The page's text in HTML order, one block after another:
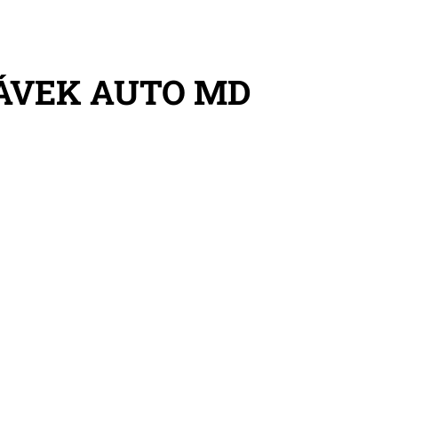
AUTO MD